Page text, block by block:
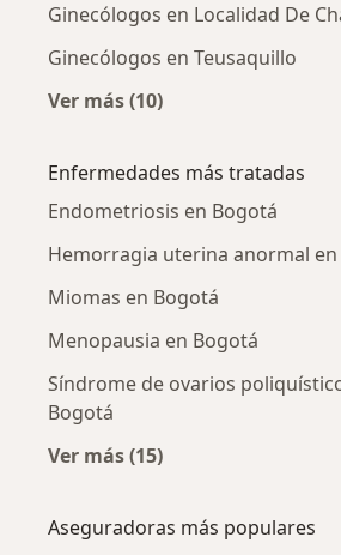
Ginecólogos en Localidad De
Ginecólogos en Teusaquillo
Ver más (10)
Enfermedades más tratadas
Endometriosis en Bogotá
Hemorragia uterina anormal
Miomas en Bogotá
Menopausia en Bogotá
Síndrome de ovarios
Bogotá
Ver más (15)
Aseguradoras más populares